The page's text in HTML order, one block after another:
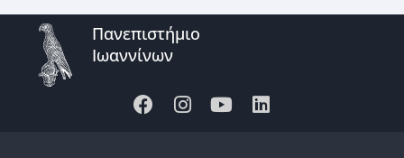
Πανεπιστήμιο
Ιωαννίνων